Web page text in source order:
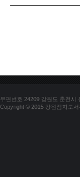
우편번호 24209 강원도 춘천시
Copyright © 2015 강원점자도서